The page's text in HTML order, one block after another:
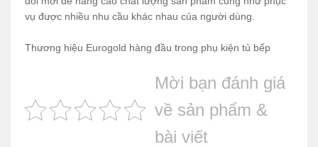
vụ được nhiều nhu cầu khác nhau của người dùng.
Thương hiệu Eurogold hàng đầu trong phụ kiện tủ bếp
Mời bạn đánh giá
về sản phẩm &
bài viết